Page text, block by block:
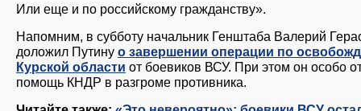
Или еще и по российскому гражданству».
Напомним, в субботу начальник Генштаба Валерий
доложил Путину о завершении операции по
Курской области от боевиков ВСУ. При этом он особо
помощь КНДР в разгроме противника.